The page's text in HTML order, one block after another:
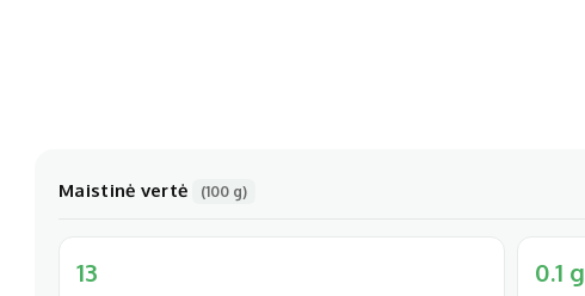
Maistinė vertė (100 g)
13 0.1 g